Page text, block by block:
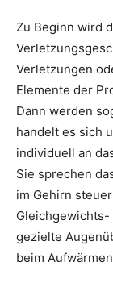
Zu Beginn wird
Verletzungen
Elemente der
Dann werden
handelt es sich
individuell an
Sie sprechen
im Gehirn
Gleichgewichts-
gezielte
beim